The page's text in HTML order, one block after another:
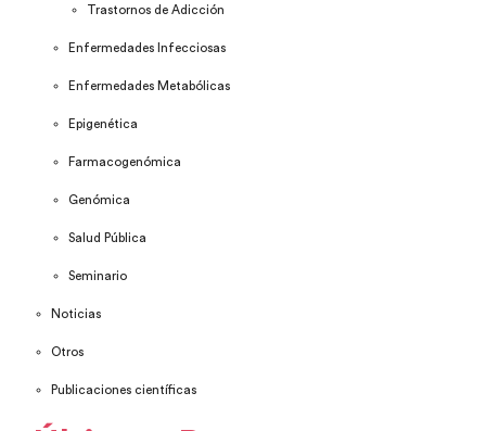
Trastornos de Adicción
Enfermedades Infecciosas
Enfermedades Metabólicas
Epigenética
Farmacogenómica
Genómica
Salud Pública
Seminario
Noticias
Otros
Publicaciones científicas